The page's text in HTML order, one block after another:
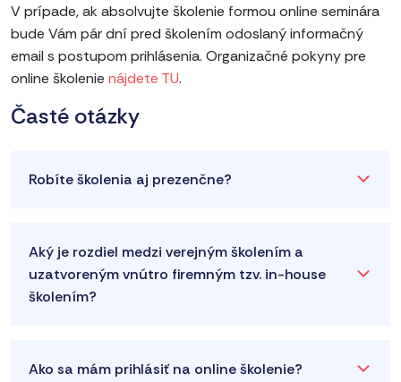
V prípade, ak absolvujte školenie formou online seminára
bude Vám pár dní pred školením odoslaný informačný
email s postupom prihlásenia. Organizačné pokyny pre
online školenie nájdete TU.
Časté otázky
Robíte školenia aj prezenčne?
Aký je rozdiel medzi verejným školením a
uzatvoreným vnútro firemným tzv. in-house
školením?
Ako sa mám prihlásiť na online školenie?